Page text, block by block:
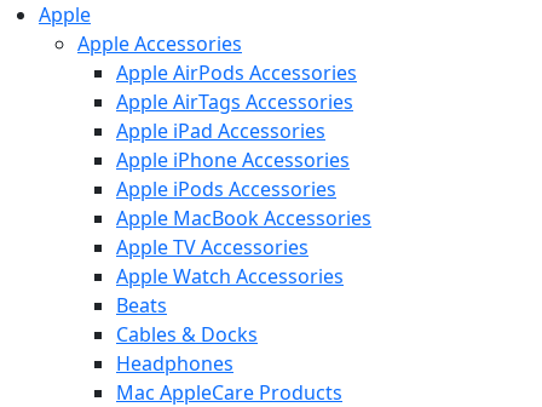
Apple
Apple Accessories
Apple AirPods Accessories
Apple AirTags Accessories
Apple iPad Accessories
Apple iPhone Accessories
Apple iPods Accessories
Apple MacBook Accessories
Apple TV Accessories
Apple Watch Accessories
Beats
Cables & Docks
Headphones
Mac AppleCare Products